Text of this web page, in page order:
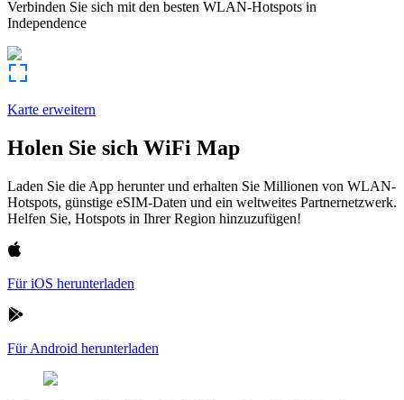
Verbinden Sie sich mit den besten WLAN-Hotspots in
Independence
Karte erweitern
Holen Sie sich WiFi Map
Laden Sie die App herunter und erhalten Sie Millionen von WLAN-
Hotspots, günstige eSIM-Daten und ein weltweites Partnernetzwerk.
Helfen Sie, Hotspots in Ihrer Region hinzuzufügen!
Für iOS herunterladen
Für Android herunterladen